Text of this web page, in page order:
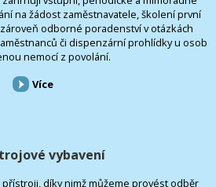
na žádost zaměstnavatele, školení první
odborné poradenství v otázkách
či dispenzární prohlídky u osob
nemocí z povolání.
Více
vybavení
díky nimž můžeme provést odběr